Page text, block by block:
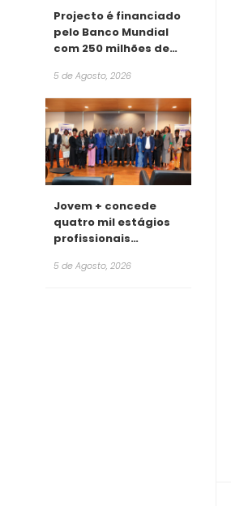
Projecto é financiado
pelo Banco Mundial
com 250 milhões de
5 de Agosto, 2026
Jovem + concede
quatro mil estágios
profissionais
2026
5 de Agosto, 2026